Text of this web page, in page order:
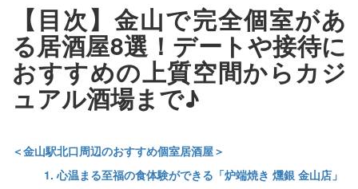
【目次】金山で完全個室があ
る居酒屋8選！デートや接待に
おすすめの上質空間からカジ
ュアル酒場まで♪
＜金山駅北口周辺のおすすめ個室居酒屋＞
1. 心温まる至福の食体験ができる「炉端焼き 燻銀 金山店」